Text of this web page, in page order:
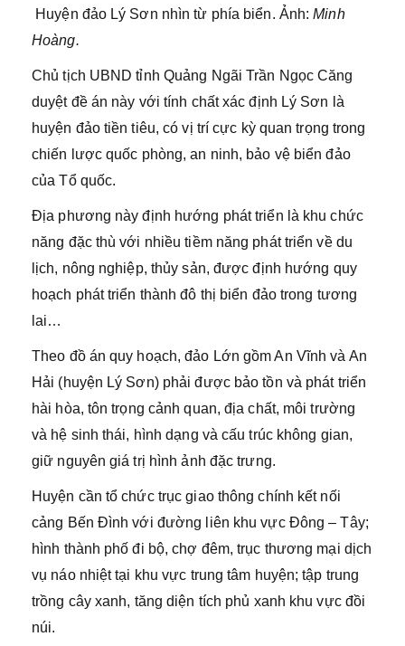
Huyện đảo Lý Sơn nhìn từ phía biển. Ảnh:Minh
Hoàng.
Chủ tịch UBND tỉnh Quảng Ngãi Trần Ngọc Căng
duyệt đề án này với tính chất xác định Lý Sơn là
huyện đảo tiền tiêu, có vị trí cực kỳ quan trọng trong
chiến lược quốc phòng, an ninh, bảo vệ biển đảo
của Tổ quốc.
Địa phương này định hướng phát triển là khu chức
năng đặc thù với nhiều tiềm năng phát triển về du
lịch, nông nghiệp, thủy sản, được định hướng quy
hoạch phát triển thành đô thị biển đảo trong tương
lai…
Theo đồ án quy hoạch, đảo Lớn gồm An Vĩnh và An
Hải (huyện Lý Sơn) phải được bảo tồn và phát triển
hài hòa, tôn trọng cảnh quan, địa chất, môi trường
và hệ sinh thái, hình dạng và cấu trúc không gian,
giữ nguyên giá trị hình ảnh đặc trưng.
Huyện cần tổ chức trục giao thông chính kết nối
cảng Bến Đình với đường liên khu vực Đông – Tây;
hình thành phố đi bộ, chợ đêm, trục thương mại dịch
vụ náo nhiệt tại khu vực trung tâm huyện; tập trung
trồng cây xanh, tăng diện tích phủ xanh khu vực đồi
núi.